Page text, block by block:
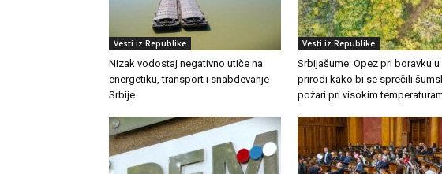
Vesti iz Republike
Nizak vodostaj negativno utiče na
energetiku, transport i snabdevanje
Srbije
Vesti iz Republike
Srbijašume: Opez pri boravku u
prirodi kako bi se sprečili
požari pri visokim